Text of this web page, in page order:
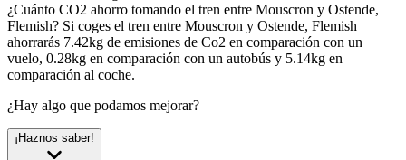
¿Cuánto CO2 ahorro tomando el tren entre Mouscron y Ostende,
Flemish? Si coges el tren entre Mouscron y Ostende, Flemish
ahorrarás 7.42kg de emisiones de Co2 en comparación con un
vuelo, 0.28kg en comparación con un autobús y 5.14kg en
comparación al coche.
¿Hay algo que podamos mejorar?
¡Haznos saber!